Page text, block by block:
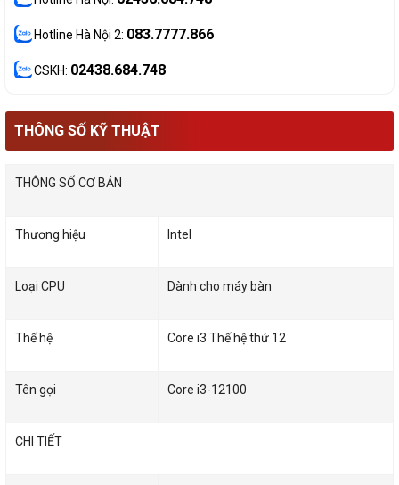
Hotline Hà Nội 2: 083.7777.866
CSKH: 02438.684.748
THÔNG SỐ KỸ THUẬT
THÔNG SỐ CƠ BẢN
Thương hiệu Intel
Loại CPU Dành cho máy bàn
Thế hệ Core i3 Thế hệ thứ 12
Tên gọi Core i3-12100
CHI TIẾT